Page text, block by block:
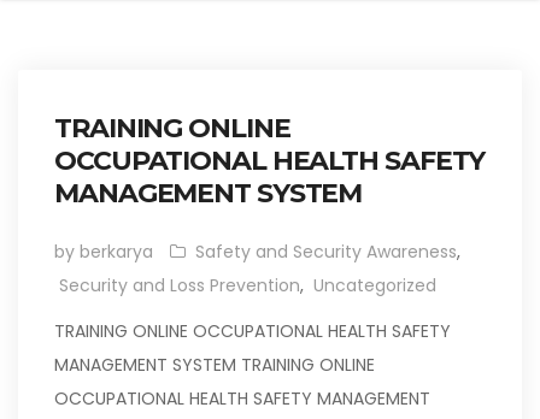
TRAINING ONLINE
OCCUPATIONAL HEALTH SAFETY
MANAGEMENT SYSTEM
by berkarya Safety and Security Awareness,
Security and Loss Prevention, Uncategorized
TRAINING ONLINE OCCUPATIONAL HEALTH SAFETY
MANAGEMENT SYSTEM TRAINING ONLINE
OCCUPATIONAL HEALTH SAFETY MANAGEMENT